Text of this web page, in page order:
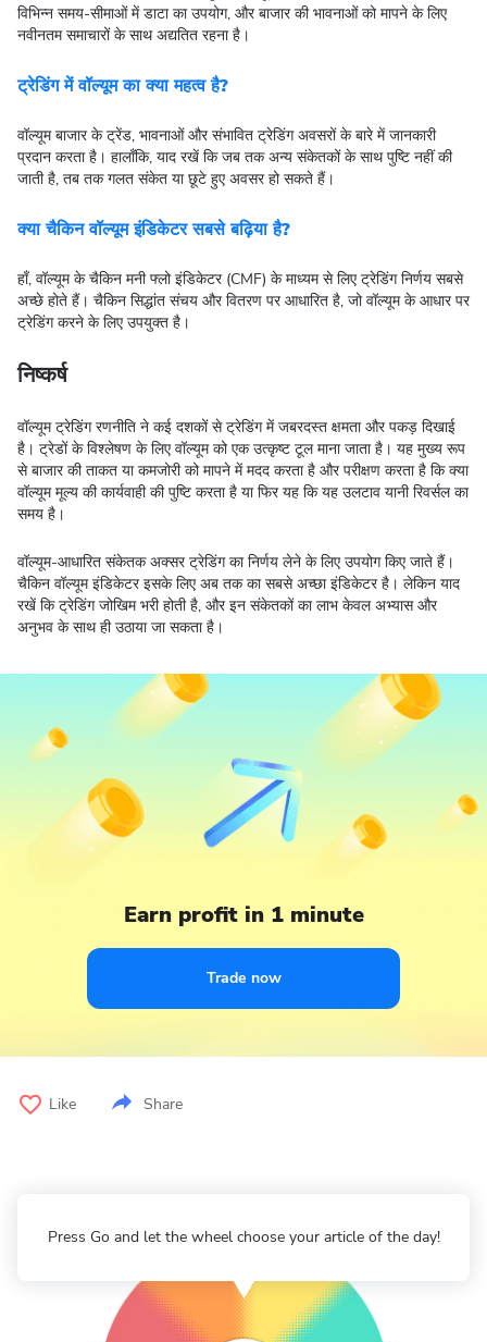
विभिन्न समय-सीमाओं में डाटा का उपयोग, और बाजार की भावनाओं को मापने के लिए
नवीनतम समाचारों के साथ अद्यतित रहना है।
ट्रेडिंग में वॉल्यूम का क्या महत्व है?
वॉल्यूम बाजार के ट्रेंड, भावनाओं और संभावित ट्रेडिंग अवसरों के बारे में जानकारी
प्रदान करता है। हालाँकि, याद रखें कि जब तक अन्य संकेतकों के साथ पुष्टि नहीं की
जाती है, तब तक गलत संकेत या छूटे हुए अवसर हो सकते हैं।
क्या चैकिन वॉल्यूम इंडिकेटर सबसे बढ़िया है?
हाँ, वॉल्यूम के चैकिन मनी फ्लो इंडिकेटर (CMF) के माध्यम से लिए ट्रेडिंग निर्णय सबसे
अच्छे होते हैं। चैकिन सिद्धांत संचय और वितरण पर आधारित है, जो वॉल्यूम के आधार पर
ट्रेडिंग करने के लिए उपयुक्त है।
निष्कर्ष
वॉल्यूम ट्रेडिंग रणनीति ने कई दशकों से ट्रेडिंग में जबरदस्त क्षमता और पकड़ दिखाई
है। ट्रेडों के विश्लेषण के लिए वॉल्यूम को एक उत्कृष्ट टूल माना जाता है। यह मुख्य रूप
से बाजार की ताकत या कमजोरी को मापने में मदद करता है और परीक्षण करता है कि क्या
वॉल्यूम मूल्य की कार्यवाही की पुष्टि करता है या फिर यह कि यह उलटाव यानी रिवर्सल का
समय है।
वॉल्यूम-आधारित संकेतक अक्सर ट्रेडिंग का निर्णय लेने के लिए उपयोग किए जाते हैं।
चैकिन वॉल्यूम इंडिकेटर इसके लिए अब तक का सबसे अच्छा इंडिकेटर है। लेकिन याद
रखें कि ट्रेडिंग जोखिम भरी होती है, और इन संकेतकों का लाभ केवल अभ्यास और
अनुभव के साथ ही उठाया जा सकता है।
Earn profit in 1 minute
Trade now
Like Share
Press Go and let the wheel choose your article of the day!